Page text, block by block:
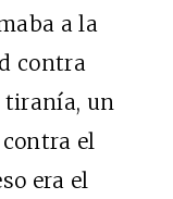
a la
contra
tiranía, un
el
era el